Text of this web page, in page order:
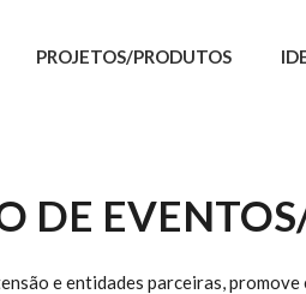
PROJETOS/PRODUTOS
DE
e entidades parceiras,